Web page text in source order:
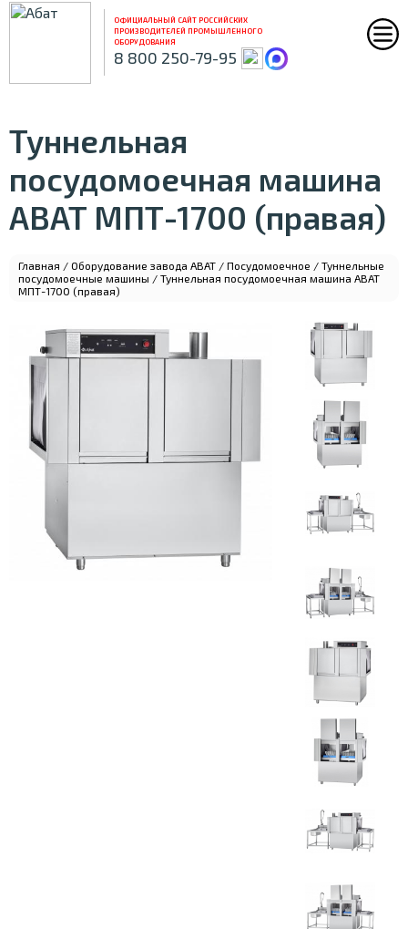
ОФИЦИАЛЬНЫЙ САЙТ РОССИЙСКИХ
ПРОИЗВОДИТЕЛЕЙ ПРОМЫШЛЕННОГО
ОБОРУДОВАНИЯ
8 800 250-79-95
Туннельная
посудомоечная машина
ABAT МПТ-1700 (правая)
Главная / Оборудование завода ABAT / Посудомоечное / Туннельные
посудомоечные машины / Туннельная посудомоечная машина ABAT
МПТ-1700 (правая)